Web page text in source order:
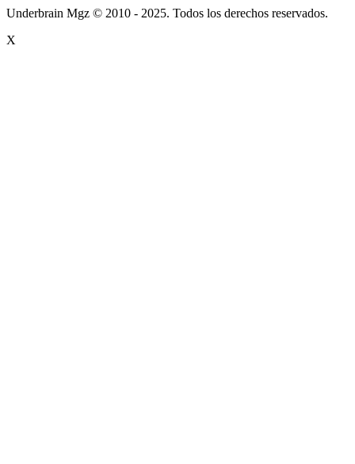
Underbrain Mgz © 2010 - 2025. Todos los derechos reservados.
X